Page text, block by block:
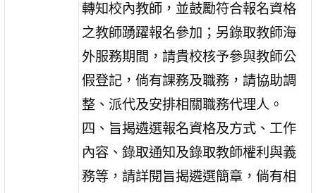
轉知校內教師，並鼓勵符合報名資格
之教師踴躍報名參加；另錄取教師海
外服務期間，請貴校核予參與教師公
假登記，倘有課務及職務，請協助調
整、派代及安排相關職務代理人。
四、旨揭遴選報名資格及方式、工作
內容、錄取通知及錄取教師權利與義
務等，請詳閱旨揭遴選簡章，倘有相